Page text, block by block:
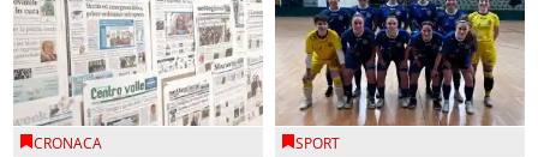
CRONACA SPORT